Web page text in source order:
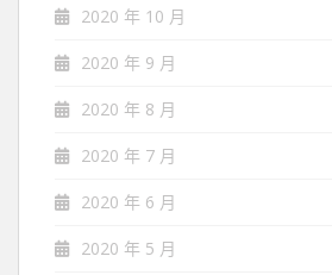
2020 年 10 月
2020 年 9 月
2020 年 8 月
2020 年 7 月
2020 年 6 月
2020 年 5 月